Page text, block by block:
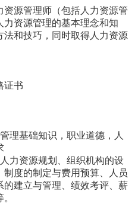
源管理师（包括人力资源管
资源管理的基本理念和知
和技巧，同时取得人力资源
证书
理基础知识，职业道德，人
力资源规划、组织机构的设
度的制定与费用预算、人员
建立与管理、绩效考评、薪